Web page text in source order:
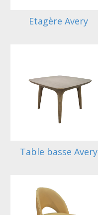
Etagère Avery
Table basse Avery